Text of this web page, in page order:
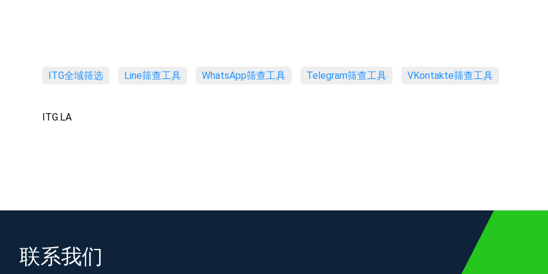
ITG全域筛选 Line筛查工具 WhatsApp筛查工具 Telegram筛查工具 VKontakte筛查工具
ITG.LA
联系我们